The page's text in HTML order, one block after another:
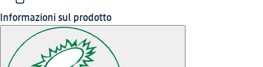
Informazioni sul prodotto